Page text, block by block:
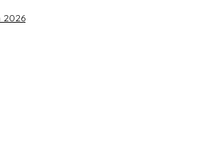
2026